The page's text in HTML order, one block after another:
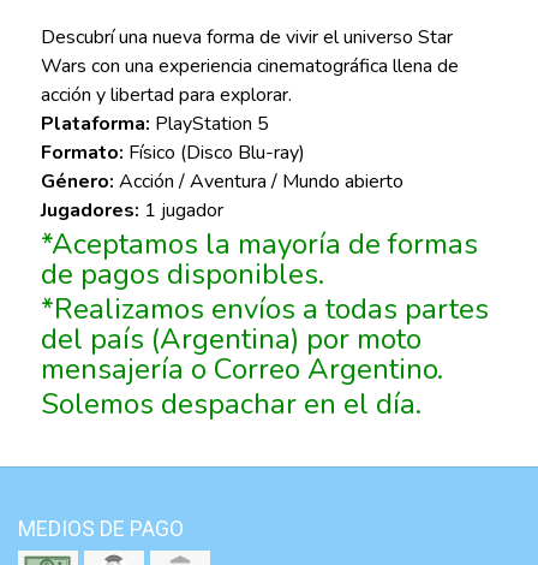
Descubrí una nueva forma de vivir el universo Star
Wars con una experiencia cinematográfica llena de
acción y libertad para explorar.
Plataforma: PlayStation 5
Formato: Físico (Disco Blu-ray)
Género: Acción / Aventura / Mundo abierto
Jugadores: 1 jugador
*Aceptamos la mayoría de formas
de pagos disponibles.
*Realizamos envíos a todas partes
del país (Argentina) por moto
mensajería o Correo Argentino.
Solemos despachar en el día.
MEDIOS DE PAGO